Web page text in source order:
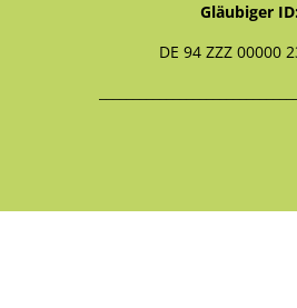
Gläubiger
DE 94 ZZZ 00000